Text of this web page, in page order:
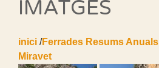
IMATGES
inici /Ferrades Resums Anuals
Miravet